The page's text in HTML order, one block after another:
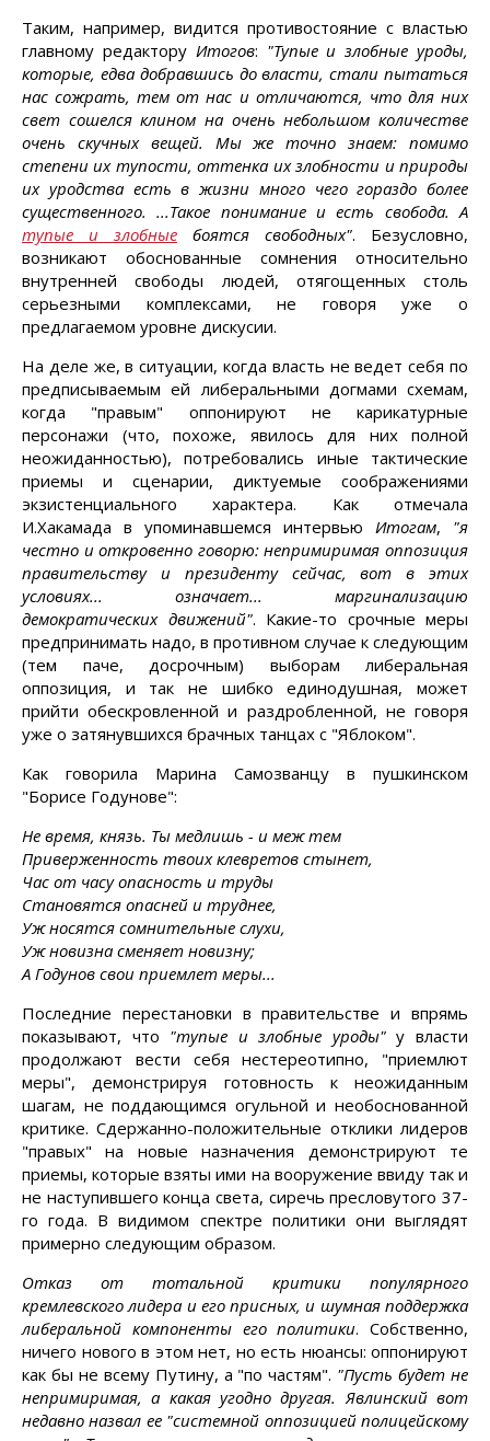
Таким, например, видится противостояние с властью
главному редактору Итогов: "Тупые и злобные уроды,
которые, едва добравшись до власти, стали пытаться
нас сожрать, тем от нас и отличаются, что для них
свет сошелся клином на очень небольшом количестве
очень скучных вещей. Мы же точно знаем: помимо
степени их тупости, оттенка их злобности и природы
их уродства есть в жизни много чего гораздо более
существенного. ...Такое понимание и есть свобода. А
тупые и злобные боятся свободных". Безусловно,
возникают обоснованные сомнения относительно
внутренней свободы людей, отягощенных столь
серьезными комплексами, не говоря уже о
предлагаемом уровне дискусии.
На деле же, в ситуации, когда власть не ведет себя по
предписываемым ей либеральными догмами схемам,
когда "правым" оппонируют не карикатурные
персонажи (что, похоже, явилось для них полной
неожиданностью), потребовались иные тактические
приемы и сценарии, диктуемые соображениями
экзистенциального характера. Как отмечала
И.Хакамада в упоминавшемся интервью Итогам, "я
честно и откровенно говорю: непримиримая оппозиция
правительству и президенту сейчас, вот в этих
условиях... означает... маргинализацию
демократических движений". Какие-то срочные меры
предпринимать надо, в противном случае к следующим
(тем паче, досрочным) выборам либеральная
оппозиция, и так не шибко единодушная, может
прийти обескровленной и раздробленной, не говоря
уже о затянувшихся брачных танцах с "Яблоком".
Как говорила Марина Самозванцу в пушкинском
"Борисе Годунове":
Не время, князь. Ты медлишь - и меж тем
Приверженность твоих клевретов стынет,
Час от часу опасность и труды
Становятся опасней и труднее,
Уж носятся сомнительные слухи,
Уж новизна сменяет новизну;
А Годунов свои приемлет меры...
Последние перестановки в правительстве и впрямь
показывают, что "тупые и злобные уроды"у власти
продолжают вести себя нестереотипно, "приемлют
меры", демонстрируя готовность к неожиданным
шагам, не поддающимся огульной и необоснованной
критике. Сдержанно-положительные отклики лидеров
"правых" на новые назначения демонстрируют те
приемы, которые взяты ими на вооружение ввиду так и
не наступившего конца света, сиречь пресловутого 37-
го года. В видимом спектре политики они выглядят
примерно следующим образом.
Отказ от тотальной критики популярного
кремлевского лидера и его присных, и шумная поддержка
либеральной компоненты его политики. Собственно,
ничего нового в этом нет, но есть нюансы: оппонируют
как бы не всему Путину, а "по частям". "Пусть будет не
непримиримая, а какая угодно другая. Явлинский вот
недавно назвал ее "системной оппозицией полицейскому